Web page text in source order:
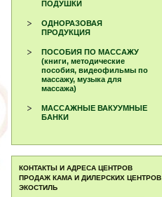
ПОДУШКИ
ОДНОРАЗОВАЯ
ПРОДУКЦИЯ
ПОСОБИЯ ПО МАССАЖУ
(книги, методические
пособия, видеофильмы по
массажу, музыка для
массажа)
МАССАЖНЫЕ ВАКУУМНЫЕ
БАНКИ
КОНТАКТЫ И АДРЕСА ЦЕНТРОВ
ПРОДАЖ КАМА И ДИЛЕРСКИХ ЦЕНТРОВ
ЭКОСТИЛЬ